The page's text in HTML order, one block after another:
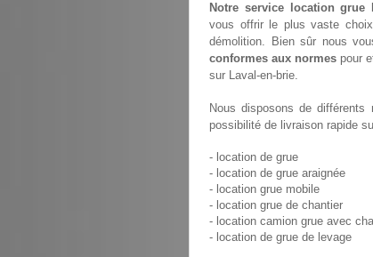
Notre service location grue
vous offrir le plus vaste
démolition. Bien sûr nous
conformes aux normes pour
sur Laval-en-brie.
Nous disposons de
possibilité de livraison rapide
- location de grue
- location de grue araignée
- location grue mobile
- location grue de chantier
- location camion grue avec
- location de grue de levage